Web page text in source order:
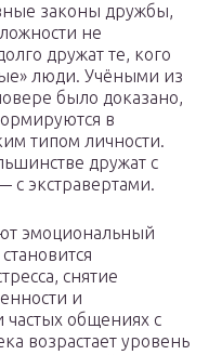
законы дружбы,
не
дружат те, кого
люди. Учёными из
было доказано,
в
типом личности.
дружат с
с экстравертами.
эмоциональный
снятие
и
частых общениях с
возрастает уровень